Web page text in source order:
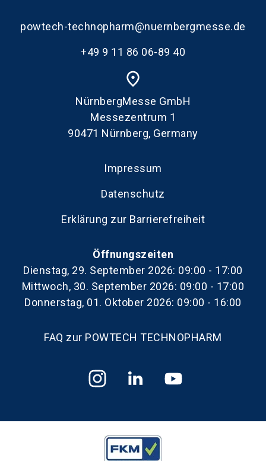
powtech-technopharm@nuernbergmesse.de
+49 9 11 86 06-89 40
place
NürnbergMesse GmbH
Messezentrum 1
90471 Nürnberg, Germany
Impressum
Datenschutz
Erklärung zur Barrierefreiheit
Öffnungszeiten
Dienstag, 29. September 2026: 09:00 - 17:00
Mittwoch, 30. September 2026: 09:00 - 17:00
Donnerstag, 01. Oktober 2026: 09:00 - 16:00
FAQ zur POWTECH TECHNOPHARM